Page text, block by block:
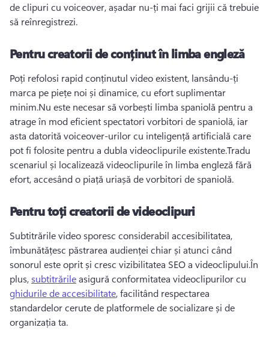
de clipuri cu voiceover, așadar nu-ți mai faci grijii că trebuie
să reînregistrezi.
Pentru creatorii de conținut în limba engleză
Poți refolosi rapid conținutul video existent, lansându-ți
marca pe piețe noi și dinamice, cu efort suplimentar
minim.Nu este necesar să vorbești limba spaniolă pentru a
atrage în mod eficient spectatori vorbitori de spaniolă, iar
asta datorită voiceover-urilor cu inteligență artificială care
pot fi folosite pentru a dubla videoclipurile existente.Tradu
scenariul și localizează videoclipurile în limba engleză fără
efort, accesând o piață uriașă de vorbitori de spaniolă.
Pentru toți creatorii de videoclipuri
Subtitrările video sporesc considerabil accesibilitatea,
îmbunătățesc păstrarea audienței chiar și atunci când
sonorul este oprit și cresc vizibilitatea SEO a videoclipului.În
plus, subtitrările asigură conformitatea videoclipurilor cu
ghidurile de accesibilitate, facilitând respectarea
standardelor cerute de platformele de socializare și de
organizația ta.